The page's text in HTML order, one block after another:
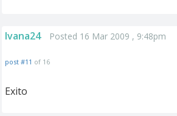
Ivana24 Posted 16 Mar 2009 , 9:48pm
post #11 of 16
Exito